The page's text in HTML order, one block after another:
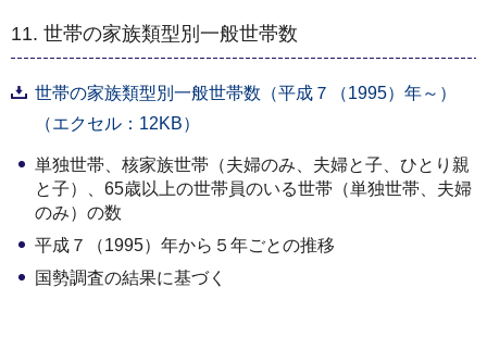
11. 世帯の家族類型別一般世帯数
世帯の家族類型別一般世帯数（平成７（1995）年～）
（エクセル：12KB）
単独世帯、核家族世帯（夫婦のみ、夫婦と子、ひとり親
と子）、65歳以上の世帯員のいる世帯（単独世帯、夫婦
のみ）の数
平成７（1995）年から５年ごとの推移
国勢調査の結果に基づく